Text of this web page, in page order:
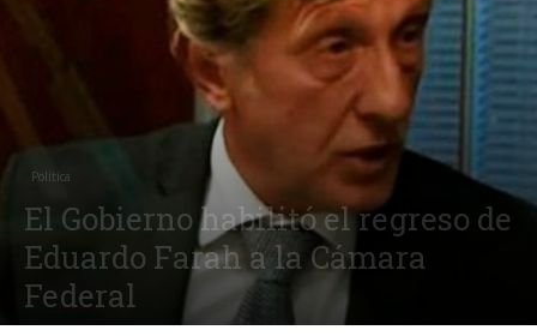
Política
El Gobierno habilitó el regreso de
Eduardo Farah a la Cámara
Federal